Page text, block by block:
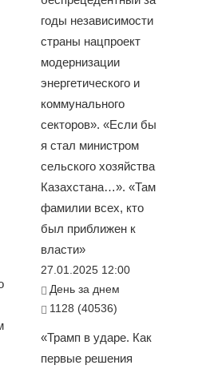
годы независимости
страны нацпроект
модернизации
энергетического и
коммунального
секторов». «Если бы
я стал министром
сельского хозяйства
Казахстана…». «Там
фамилии всех, кто
был приближен к
власти»
27.01.2025 12:00
День за днем
1128 (40536)
«Трамп в ударе. Как
первые решения